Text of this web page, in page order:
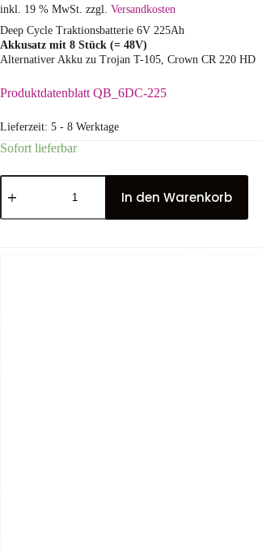
inkl. 19 % MwSt. zzgl. Versandkosten
Deep Cycle Traktionsbatterie 6V 225Ah
Akkusatz mit 8 Stück (= 48V)
Alternativer Akku zu Trojan T-105, Crown CR 220 HD
Produktdatenblatt QB_6DC-225
Lieferzeit: 5 - 8 Werktage
Sofort lieferbar
In den Warenkorb